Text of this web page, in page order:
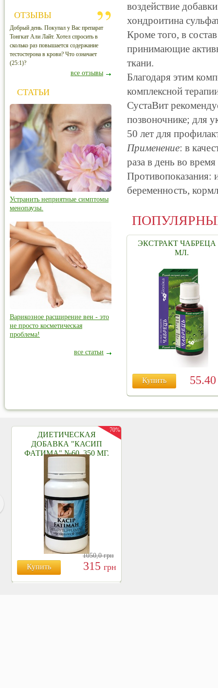
воздействие
хондроитина
Кроме того, в
принимающие
ткани.
Благодаря этим
комплексной
СустаВит
позвоночнике; для
50 лет для
Применение: в
раза в день во
Противопоказания:
беременность,
ЭКСТРАКТ ЧАБРЕЦА
МЛ.
Купить
ОТЗЫВЫ
Добрый день. Покупал у Вас препарат
Тонгкат Али Лайт. Хотел спросить в
сколько раз повышается содержание
тестостерона в крови? Что означает
(25:1)?
все отзывы
СТАТЬИ
Устранить неприятные симптомы
менопаузы.
Варикозное расширение вен - это
не просто косметическая
проблема!
все статьи
ДИЕТИЧЕСКАЯ
ДОБАВКА "КАСИП
ФАТИМА" №60, 350 МГ.
Купить
1050,0грн
315 грн
70%